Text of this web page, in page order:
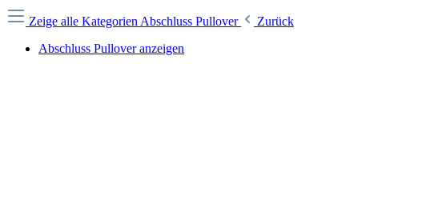
Zeige alle Kategorien Abschluss Pullover
Zurück
Abschluss Pullover anzeigen